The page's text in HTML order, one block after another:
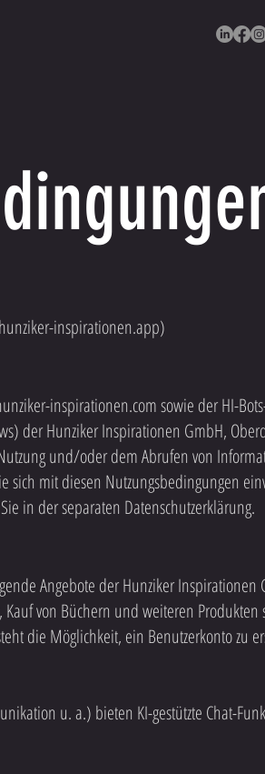
inspirationen.app)
inspirationen.com sowie der HI-
der Hunziker Inspirationen GmbH,
und/oder dem Abrufen von
mit diesen Nutzungsbedingungen
in der separaten Datenschutzerklärung.
Angebote der Hunziker Inspirationen
von Büchern und weiteren Produkten
die Möglichkeit, ein Benutzerkonto zu
u. a.) bieten KI-gestützte Chat-